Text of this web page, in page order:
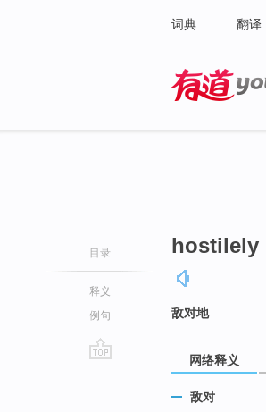
词典 翻译
目录
释义
例句
hostilely
敌对地
网络释义
敌对